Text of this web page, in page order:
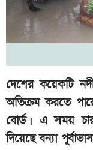
দেশের কয়েকটি
অতিক্রম করতে
বোর্ড। এ সময়
দিয়েছে বন্যা